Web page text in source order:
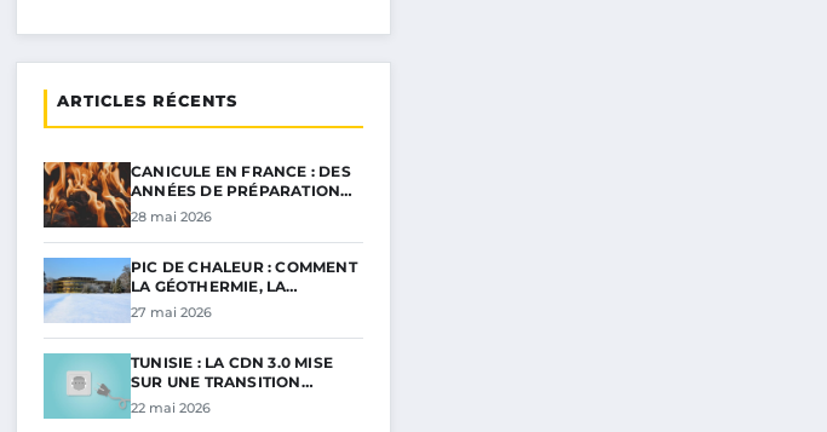
ARTICLES RÉCENTS
CANICULE EN FRANCE : DES
ANNÉES DE PRÉPARATION…
28 mai 2026
PIC DE CHALEUR : COMMENT
LA GÉOTHERMIE, LA…
27 mai 2026
TUNISIE : LA CDN 3.0 MISE
SUR UNE TRANSITION…
22 mai 2026